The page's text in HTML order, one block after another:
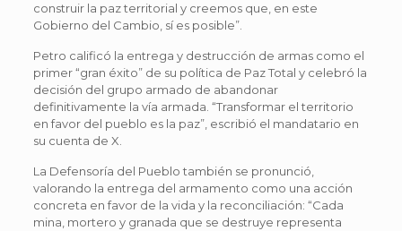
construir la paz territorial y creemos que, en este
Gobierno del Cambio, sí es posible”.
Petro calificó la entrega y destrucción de armas como el
primer “gran éxito” de su política de Paz Total y celebró la
decisión del grupo armado de abandonar
definitivamente la vía armada. “Transformar el territorio
en favor del pueblo es la paz”, escribió el mandatario en
su cuenta de X.
La Defensoría del Pueblo también se pronunció,
valorando la entrega del armamento como una acción
concreta en favor de la vida y la reconciliación: “Cada
mina, mortero y granada que se destruye representa